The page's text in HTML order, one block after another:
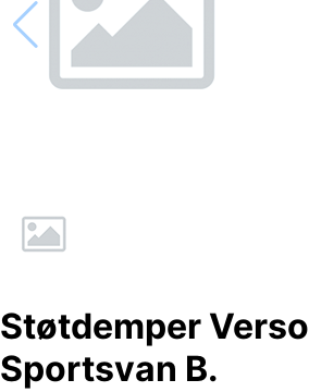
Støtdemper Verso
Sportsvan B.